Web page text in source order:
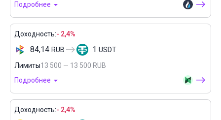
Подробнее
Доходность:- 2,4%
84,14 RUB 1 USDT
Лимиты13 500 — 13 500 RUB
Подробнее
Доходность:- 2,4%